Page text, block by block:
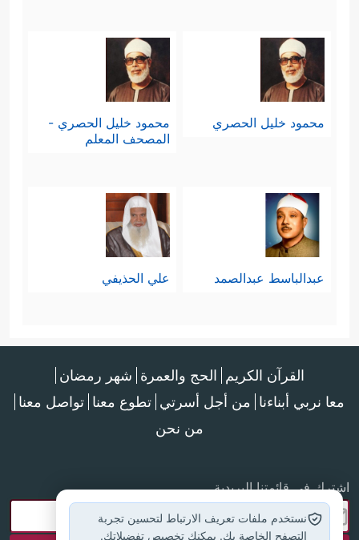
محمود خليل الحصري
محمود خليل الحصري -
المصحف المعلم
عبدالباسط عبدالصمد علي الحذيفي
القرآن الكريم الحج والعمرة شهر رمضان
معا نربي أبناءنا من أجل أسرتي تطوع معنا تواصل معنا
من نحن
اشترك في قائمتنا البريدية
نستخدم ملفات تعريف الارتباط لتحسين تجربة
التصفح الخاصة بك. يمكنك تخصيص تفضيلاتك.